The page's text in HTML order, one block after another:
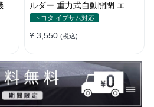
ルダー 重力式自動開閉 エア
コン吹き出し口用 シンプル
トヨタ イプサム対応
¥ 3,550 (税込)